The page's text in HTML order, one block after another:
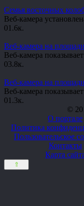
Семья восточных
Веб-камера
01.6к.
Веб-камера на
Веб-камера
03.8к.
Веб-камера на
Веб-камера
01.3к.
©
О портале
Политика
Пользовательское
Контакты
Карта